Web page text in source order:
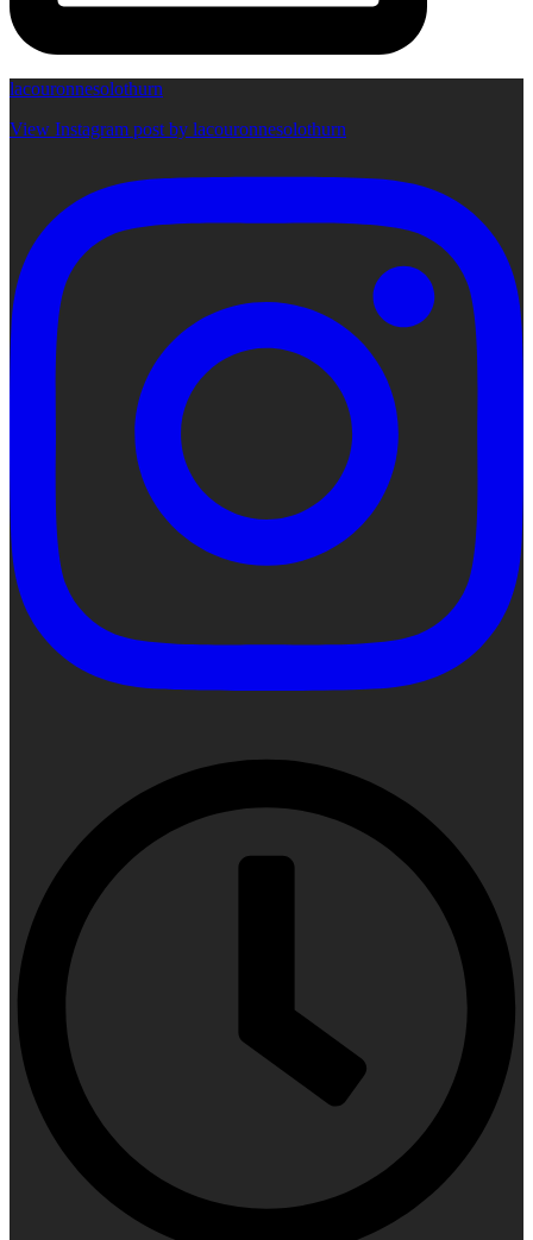
lacouronnesolothurn
View Instagram post by lacouronnesolothurn